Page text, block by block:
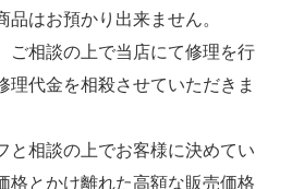
品はお預かり出来ません。
ご相談の上で当店にて修理を行
理代金を相殺させていただきま
と相談の上でお客様に決めてい
格とかけ離れた高額な販売価格